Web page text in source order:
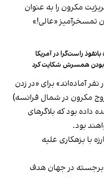
مکرون را به عنوان
تمسخرآمیز «عالی!»
راست‌گرا در آمریکا
بودن همسرش شکایت کرد
آماده‌اند» برای «در زدن
مکرون در شمال فرانسه)
داده بود که بلاگرهای
بود.
با بزهکاری علیه
در جهان هدف